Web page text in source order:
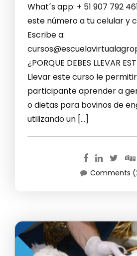
What´s app: + 51 907 792
este número a tu celular y
Escribe a:
¿PORQUE DEBES LLEVAR
Llevar este curso le
participante aprender a
o dietas para bovinos de
utilizando un […]
Comments